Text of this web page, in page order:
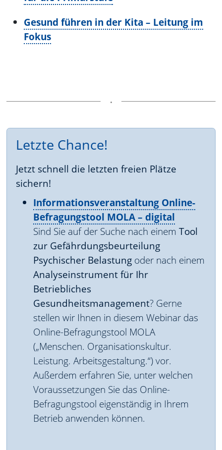
Gesund führen in der Kita – Leitung im
Fokus
Letzte Chance!
Jetzt schnell die letzten freien Plätze
sichern!
Informationsveranstaltung Online-
Befragungstool MOLA – digital
Sind Sie auf der Suche nach einem Tool
zur Gefährdungsbeurteilung
Psychischer Belastungoder nach einem
Analyseinstrument für Ihr
Betriebliches
Gesundheitsmanagement? Gerne
stellen wir Ihnen in diesem Webinar das
Online-Befragungstool MOLA
(„Menschen. Organisationskultur.
Leistung. Arbeitsgestaltung.“) vor.
Außerdem erfahren Sie, unter welchen
Voraussetzungen Sie das Online-
Befragungstool eigenständig in Ihrem
Betrieb anwenden können.